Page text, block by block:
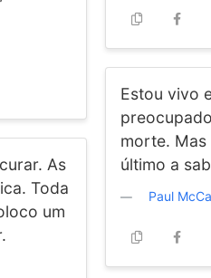
As
Toda
um
Estou vivo
morte.
último a
Paul